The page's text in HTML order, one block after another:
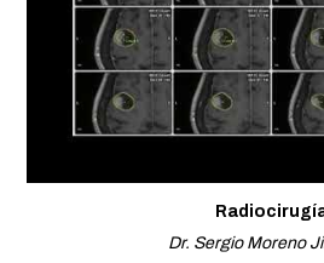
Dr. Sergio Moreno